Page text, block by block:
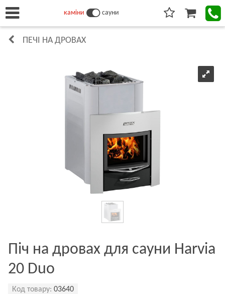
каміни сауни
ПЕЧІ НА ДРОВАХ
Піч на дровах для сауни Harvia
20 Duo
Код товару: 03640